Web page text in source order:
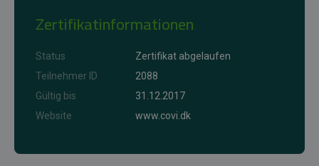
Zertifikatinformationen
Status
Zertifikat abgelaufen
Teilnehmer ID
2088
Gültig bis
31.12.2017
Website
www.covi.dk